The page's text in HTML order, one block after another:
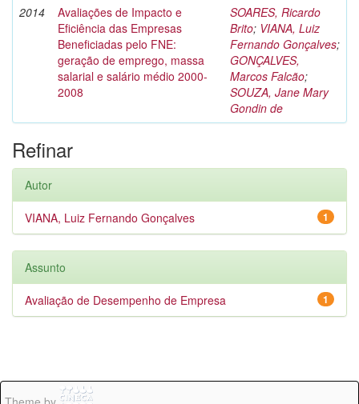
2014
Avaliações de Impacto e
Eficiência das Empresas
Beneficiadas pelo FNE:
geração de emprego, massa
salarial e salário médio 2000-
2008
SOARES, Ricardo
Brito; VIANA, Luiz
Fernando Gonçalves;
GONÇALVES,
Marcos Falcão;
SOUZA, Jane Mary
Gondin de
Refinar
Autor
1
VIANA, Luiz Fernando Gonçalves
Assunto
1
Avaliação de Desempenho de Empresa